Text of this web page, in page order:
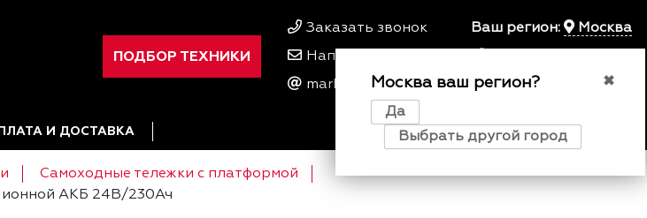
ПОДБОР ТЕХНИКИ
Заказать звонок
Написать нам
marketing@kfork.ru
Ваш регион: Москва
✖
Москва ваш регион?
Да
Выбрать другой город
Пн-Пт 9
00
И ДОСТАВКА 0
Самоходные тележки с платформой
ионной АКБ 24В/230Ач